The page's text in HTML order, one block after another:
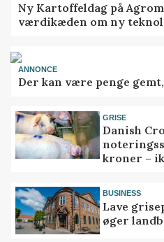
Ny Kartoffeldag på
værdikæden om ny
ANNONCE
Der kan være penge
GRISE
Danish
kroner –
BUSINESS
Lave
øger